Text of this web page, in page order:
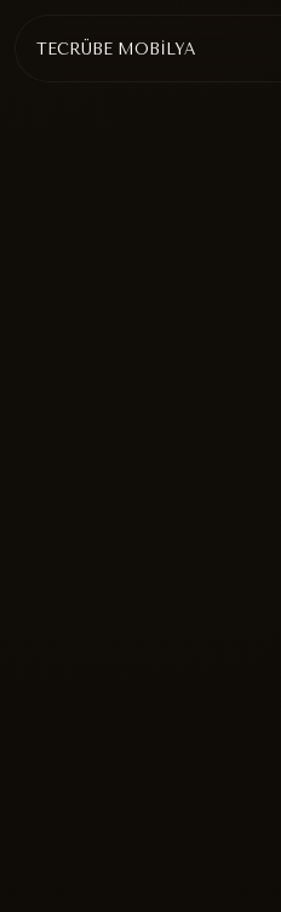
TECRÜBE MOBİLYA